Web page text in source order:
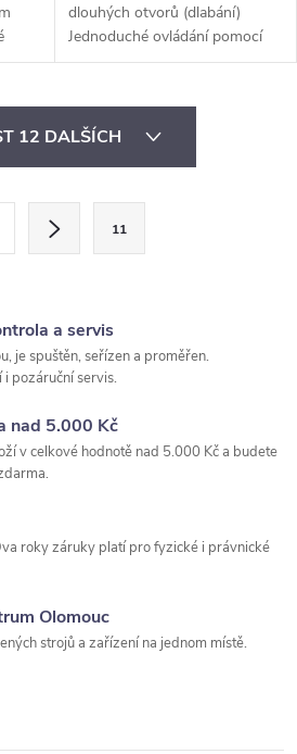
dlouhých otvorů (dlabání)
Jednoduché ovládání pomocí
jednoručních pák pro rychlou a
nastavení vřeteníku ručním
kolem s...
12 DALŠÍCH
11
a servis
je spuštěn, seřízen a proměřen.
pozáruční servis.
nad 5.000 Kč
v celkové hodnotě nad 5.000 Kč a budete
roky záruky platí pro fyzické i právnické
Olomouc
strojů a zařízení na jednom místě.